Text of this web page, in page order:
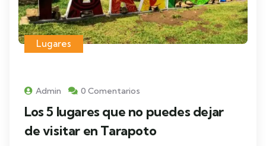
Lugares
Admin 0 Comentarios
Los 5 lugares que no puedes dejar
de visitar en Tarapoto